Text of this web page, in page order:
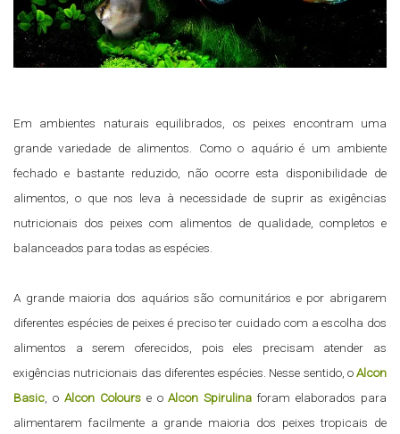
Em ambientes naturais equilibrados, os peixes encontram uma
grande variedade de alimentos. Como o aquário é um ambiente
fechado e bastante reduzido, não ocorre esta disponibilidade de
alimentos, o que nos leva à necessidade de suprir as exigências
nutricionais dos peixes com alimentos de qualidade, completos e
balanceados para todas as espécies.
A grande maioria dos aquários são comunitários e por abrigarem
diferentes espécies de peixes é preciso ter cuidado com a escolha dos
alimentos a serem oferecidos, pois eles precisam atender as
exigências nutricionais das diferentes espécies. Nesse sentido, oAlcon
Basic , o Alcon Colourse oAlcon Spirulina foram elaborados para
alimentarem facilmente a grande maioria dos peixes tropicais de